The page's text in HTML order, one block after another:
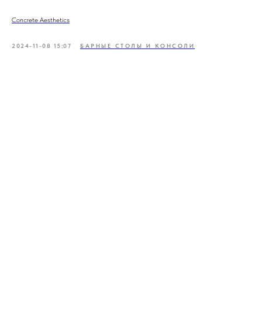
Concrete Aesthetics
2024-11-08 15:07 БАРНЫЕ СТОЛЫ И КОНСОЛИ